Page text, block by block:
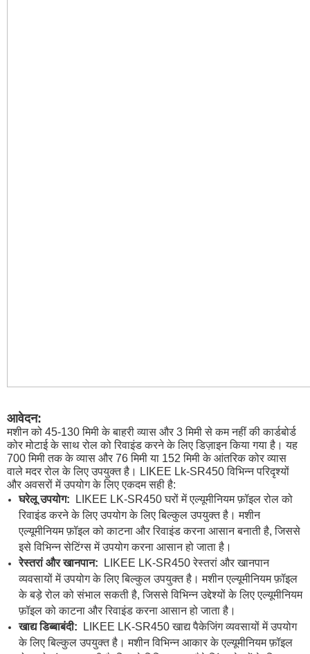
आवेदन:
मशीन को 45-130 मिमी के बाहरी व्यास और 3 मिमी से कम नहीं की कार्डबोर्ड
कोर मोटाई के साथ रोल को रिवाइंड करने के लिए डिज़ाइन किया गया है। यह
700 मिमी तक के व्यास और 76 मिमी या 152 मिमी के आंतरिक कोर व्यास
वाले मदर रोल के लिए उपयुक्त है। LIKEE Lk-SR450 विभिन्न परिदृश्यों
और अवसरों में उपयोग के लिए एकदम सही है:
घरेलू उपयोग:
LIKEE LK-SR450 घरों में एल्यूमीनियम फ़ॉइल रोल को
रिवाइंड करने के लिए उपयोग के लिए बिल्कुल उपयुक्त है। मशीन
एल्यूमीनियम फ़ॉइल को काटना और रिवाइंड करना आसान बनाती है, जिससे
इसे विभिन्न सेटिंग्स में उपयोग करना आसान हो जाता है।
रेस्तरां और खानपान:
LIKEE LK-SR450 रेस्तरां और खानपान
व्यवसायों में उपयोग के लिए बिल्कुल उपयुक्त है। मशीन एल्यूमीनियम फ़ॉइल
के बड़े रोल को संभाल सकती है, जिससे विभिन्न उद्देश्यों के लिए एल्यूमीनियम
फ़ॉइल को काटना और रिवाइंड करना आसान हो जाता है।
खाद्य डिब्बाबंदी:
LIKEE LK-SR450 खाद्य पैकेजिंग व्यवसायों में उपयोग
के लिए बिल्कुल उपयुक्त है। मशीन विभिन्न आकार के एल्यूमीनियम फ़ॉइल